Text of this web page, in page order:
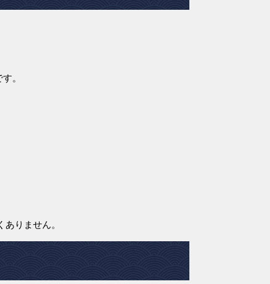
。
りません。